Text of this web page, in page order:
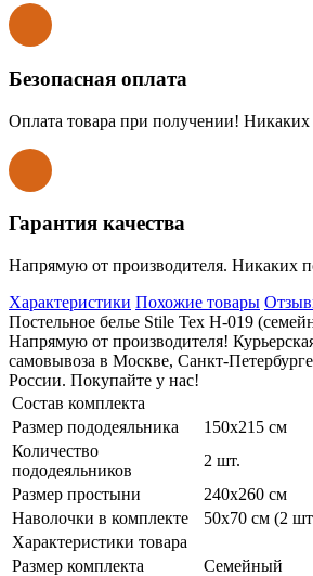
Безопасная оплата
Оплата товара при получении! Никаких
Гарантия качества
Напрямую от производителя. Никаких
Характеристики Похожие товары
Постельное белье Stile Tex H-019
Напрямую от производителя!
самовывоза в Москве, Санкт-
России. Покупайте у нас!
Состав комплекта
Размер пододеяльника
150х215 см
Количество
пододеяльников
2 шт.
Размер простыни
240х260 см
Наволочки в комплекте
50х70 см (2
Характеристики товара
Размер комплекта
Семейный